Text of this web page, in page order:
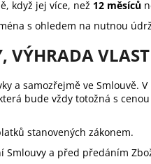
když jej více, než 12 měsíců
s ohledem na nutnou
a samozřejmě ve
bude vždy totožná s
stanovených zákonem.
a před předáním